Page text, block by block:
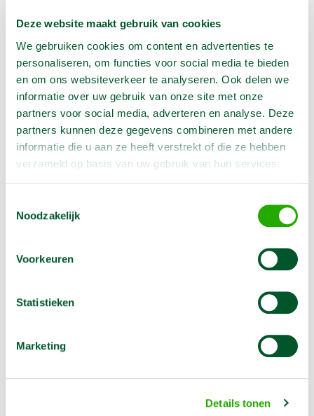
Deze website maakt gebruik van cookies
We gebruiken cookies om content en advertenties te
personaliseren, om functies voor social media te bieden
en om ons websiteverkeer te analyseren. Ook delen we
informatie over uw gebruik van onze site met onze
partners voor social media, adverteren en analyse. Deze
partners kunnen deze gegevens combineren met andere
informatie die u aan ze heeft verstrekt of die ze hebben
verzameld op basis van uw gebruik van hun services.
Noodzakelijk
Voorkeuren
Statistieken
Marketing
Details tonen
Producteigenschappen
Artikelnummer
1510591
Lengte
93 cm
Lengte
93 cm
Breedte
65.5 cm
Hoogte
Voeding
Diameter
Zuigmond 32.5 cm